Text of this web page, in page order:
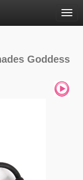
Menú
Goddess Silver
Goddess